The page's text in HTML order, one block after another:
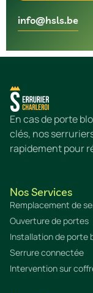
info@hsls.be
En cas de porte
clés, nos
rapidement pour
Nos Services
Remplacement de
Ouverture de portes
Installation de porte
Serrure connectée
Intervention sur